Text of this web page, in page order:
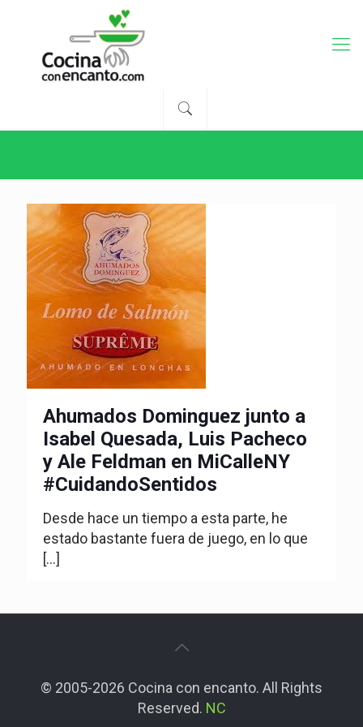
Ahumados Dominguez junto a
Isabel Quesada, Luis Pacheco
y Ale Feldman en MiCalleNY
#CuidandoSentidos
Desde hace un tiempo a esta parte, he
estado bastante fuera de juego, en lo que
[…]
© 2005-2026 Cocina con encanto. All Rights
Reserved. NC